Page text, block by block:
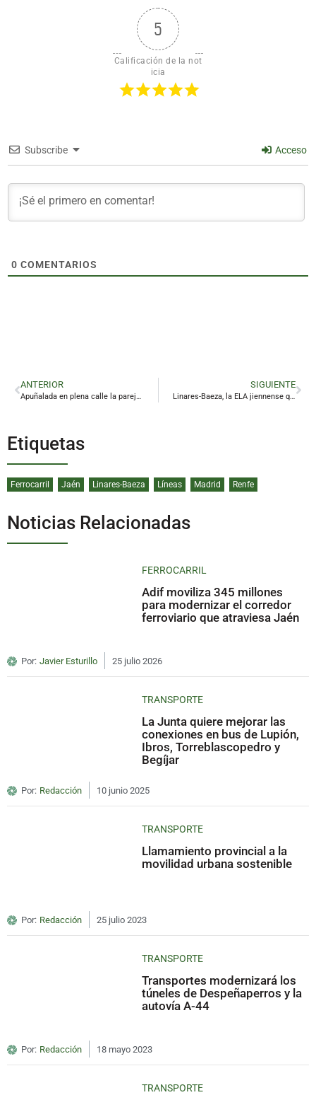
5
Calificación de la not
icia
Subscribe Acceso
0 COMENTARIOS
ANTERIOR
Apuñalada en plena calle la pareja del hombre fallecido en el incendio de Jaén
SIGUIENTE
Linares-Baeza, la ELA jiennense que más dinero recibirá de la Junta con la nueva financiación
Etiquetas
Ferrocarril Jaén Linares-Baeza Líneas Madrid Renfe
Noticias Relacionadas
FERROCARRIL
Adif moviliza 345 millones
para modernizar el corredor
ferroviario que atraviesa Jaén
Por: Javier Esturillo 25 julio 2026
TRANSPORTE
La Junta quiere mejorar las
conexiones en bus de Lupión,
Ibros, Torreblascopedro y
Begíjar
Por: Redacción 10 junio 2025
TRANSPORTE
Llamamiento provincial a la
movilidad urbana sostenible
Por: Redacción 25 julio 2023
TRANSPORTE
Transportes modernizará los
túneles de Despeñaperros y la
autovía A-44
Por: Redacción 18 mayo 2023
TRANSPORTE